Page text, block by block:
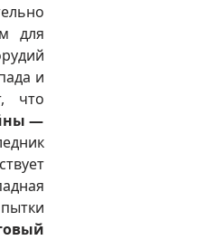
для
и
что
—